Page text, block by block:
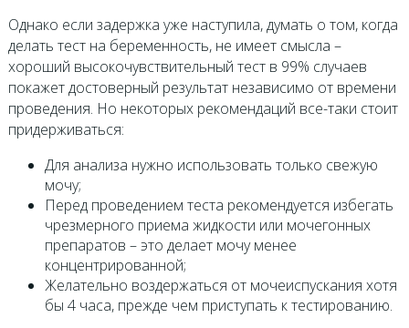
Однако если задержка уже наступила, думать о том, когда
делать тест на беременность, не имеет смысла –
хороший высокочувствительный тест в 99% случаев
покажет достоверный результат независимо от времени
проведения. Но некоторых рекомендаций все-таки стоит
придерживаться:
Для анализа нужно использовать только свежую
мочу;
Перед проведением теста рекомендуется избегать
чрезмерного приема жидкости или мочегонных
препаратов – это делает мочу менее
концентрированной;
Желательно воздержаться от мочеиспускания хотя
бы 4 часа, прежде чем приступать к тестированию.